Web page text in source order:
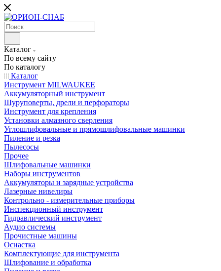
Каталог
По всему сайту
По каталогу
Каталог
Инструмент MILWAUKEE
Аккумуляторный инструмент
Шуруповерты, дрели и перфораторы
Инструмент для крепления
Установки алмазного сверления
Углошлифовальные и прямошлифовальные машинки
Пиление и резка
Пылесосы
Прочее
Шлифовальные машинки
Наборы инструментов
Аккумуляторы и зарядные устройства
Лазерные нивелиры
Контрольно - измерительные приборы
Инспекционный инструмент
Гидравлический инструмент
Аудио системы
Прочистные машины
Оснастка
Комплектующие для инструмента
Шлифование и обработка